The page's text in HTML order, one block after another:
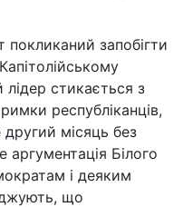
запобігти
стикається з
республіканців,
місяць без
аргументація Білого
і деяким
що